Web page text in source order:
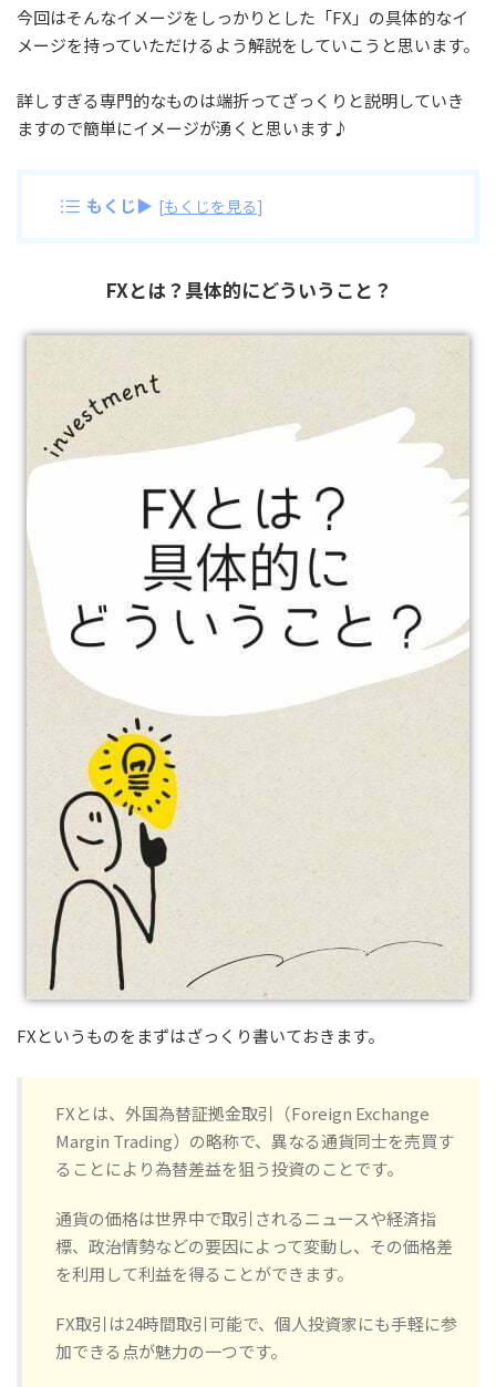
今回はそんなイメージをしっかりとした「FX」の具体的なイ
メージを持っていただけるよう解説をしていこうと思います。
詳しすぎる専門的なものは端折ってざっくりと説明していき
ますので簡単にイメージが湧くと思います♪
もくじ▶ [もくじを見る]
FXとは？具体的にどういうこと？
FXというものをまずはざっくり書いておきます。
FXとは、外国為替証拠金取引（Foreign Exchange
Margin Trading）の略称で、異なる通貨同士を売買す
ることにより為替差益を狙う投資のことです。
通貨の価格は世界中で取引されるニュースや経済指
標、政治情勢などの要因によって変動し、その価格差
を利用して利益を得ることができます。
FX取引は24時間取引可能で、個人投資家にも手軽に参
加できる点が魅力の一つです。